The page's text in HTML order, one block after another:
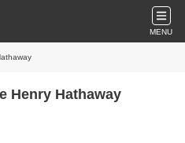
MENU
Henry Hathaway